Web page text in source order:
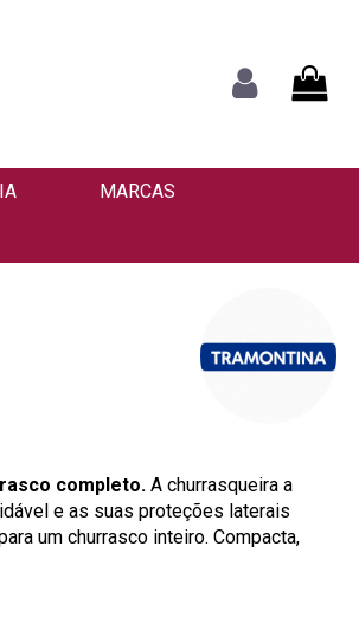
MARCAS
completo. A churrasqueira a
e as suas proteções laterais
um churrasco inteiro. Compacta,